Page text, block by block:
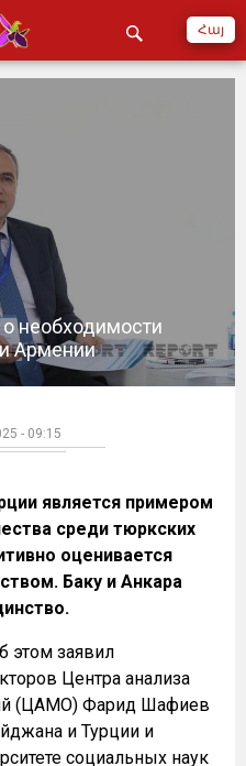
Հայ
необходимости
Армении
- 09:15
является примером
среди тюркских
оценивается
Баку и Анкара
этом заявил
Центра анализа
(ЦАМО) Фарид Шафиев
и Турции и
социальных наук